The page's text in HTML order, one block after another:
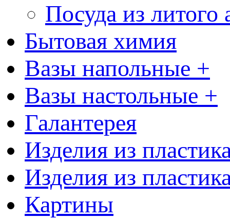
Посуда из
Бытовая химия
Вазы напольные +
Вазы настольные +
Галантерея
Изделия из
Изделия из
Картины